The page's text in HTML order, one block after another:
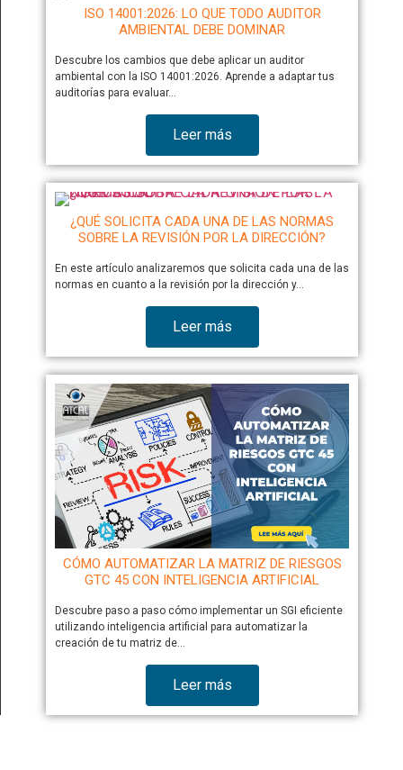
ISO 14001:2026: LO QUE TODO AUDITOR
AMBIENTAL DEBE DOMINAR
Descubre los cambios que debe aplicar un auditor
ambiental con la ISO 14001:2026. Aprende a adaptar tus
auditorías para evaluar…
Leer más
¿QUÉ SOLICITA CADA UNA DE LAS NORMAS
SOBRE LA REVISIÓN POR LA DIRECCIÓN?
En este artículo analizaremos que solicita cada una de las
normas en cuanto a la revisión por la dirección y…
Leer más
CÓMO AUTOMATIZAR LA MATRIZ DE RIESGOS
GTC 45 CON INTELIGENCIA ARTIFICIAL
Descubre paso a paso cómo implementar un SGI eficiente
utilizando inteligencia artificial para automatizar la
creación de tu matriz de…
Leer más